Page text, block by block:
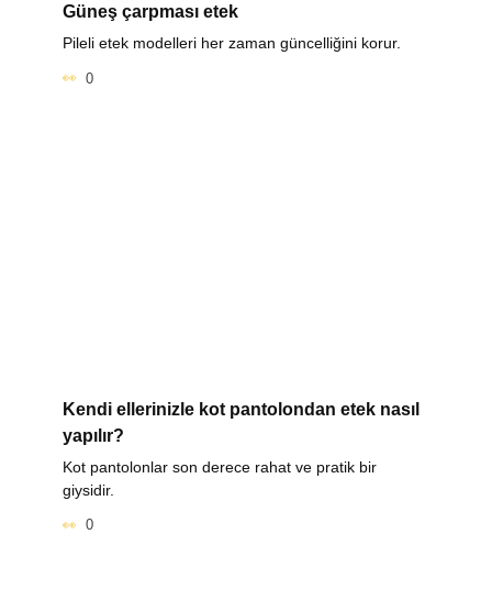
Güneş çarpması etek
Pileli etek modelleri her zaman güncelliğini korur.
0
Kendi ellerinizle kot pantolondan etek nasıl
yapılır?
Kot pantolonlar son derece rahat ve pratik bir
giysidir.
0